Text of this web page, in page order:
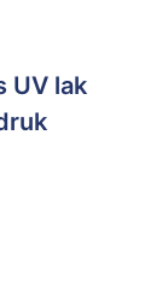
UV lak